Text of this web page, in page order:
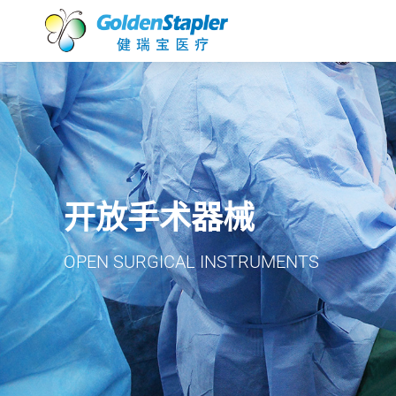
开放手术器械
OPEN SURGICAL INSTRUMENTS